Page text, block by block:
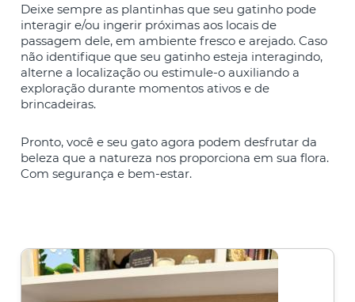
Deixe sempre as plantinhas que seu gatinho pode
interagir e/ou ingerir próximas aos locais de
passagem dele, em ambiente fresco e arejado. Caso
não identifique que seu gatinho esteja interagindo,
alterne a localização ou estimule-o auxiliando a
exploração durante momentos ativos e de
brincadeiras.
Pronto, você e seu gato agora podem desfrutar da
beleza que a natureza nos proporciona em sua flora.
Com segurança e bem-estar.